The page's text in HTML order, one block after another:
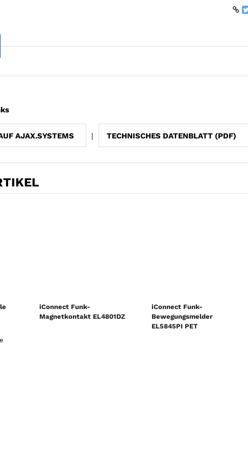
AJAX.SYSTEMS | TECHNISCHES DATENBLATT (PDF)
iConnect Funk-
Magnetkontakt EL4801DZ
iConnect Funk-
Bewegungsmelder
EL5845PI PET